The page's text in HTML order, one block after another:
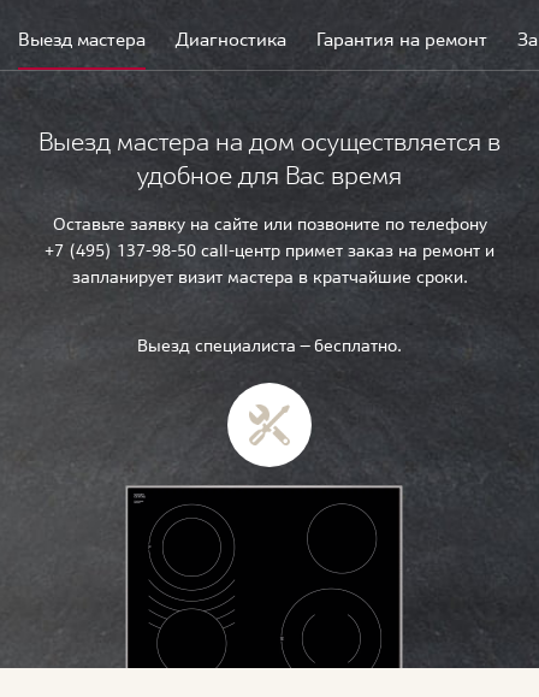
Выезд мастера Диагностика Гарантия на ремонт
Выезд мастера на дом осуществляется в
удобное для Вас время
Оставьте заявку на сайте или позвоните по телефону
+7 (495) 137-98-50 call-центр примет заказ на ремонт и
запланирует визит мастера в кратчайшие сроки.
Выезд специалиста — бесплатно.